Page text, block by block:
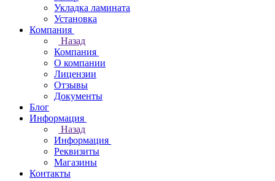
Укладка ламината
Установка
Компания
Назад
Компания
О компании
Лицензии
Отзывы
Документы
Блог
Информация
Назад
Информация
Реквизиты
Магазины
Контакты